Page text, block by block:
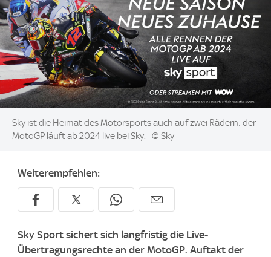
Image:
Sky ist die Heimat des Motorsports auch auf zwei Rädern: der
MotoGP läuft ab 2024 live bei Sky.
© Sky
Weiterempfehlen:
Sky Sport sichert sich langfristig die Live-
Übertragungsrechte an der MotoGP. Auftakt der